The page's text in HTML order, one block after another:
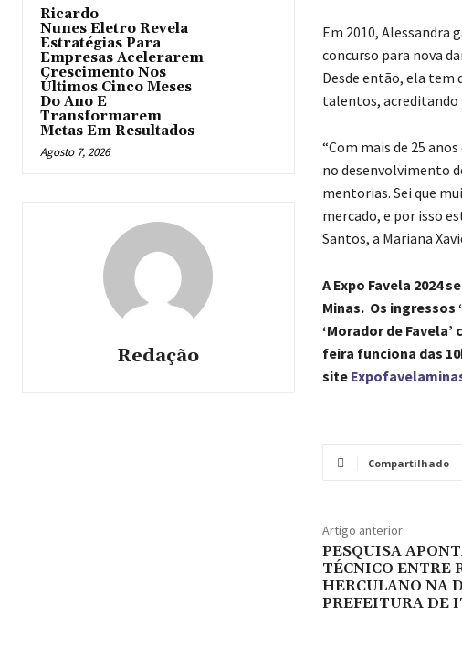
Ricardo
Nunes Eletro Revela
Estratégias Para
Empresas Acelerarem
Crescimento Nos
Últimos Cinco Meses
Do Ano E
Transformarem
Metas Em Resultados
Agosto 7, 2026
Redação
Em 2010, Alessandra
concurso para nova
Desde então, ela tem
talentos, acreditando
“Com mais de 25
no desenvolvimento
mentorias. Sei que
mercado, e por isso
Santos, a Mariana
A Expo Favela 2024
Minas. Os ingressos
‘Morador de
feira funciona das
site
Compartilhado
Artigo anterior
PESQUISA
TÉCNICO ENTRE
HERCULANO NA
PREFEITURA DE